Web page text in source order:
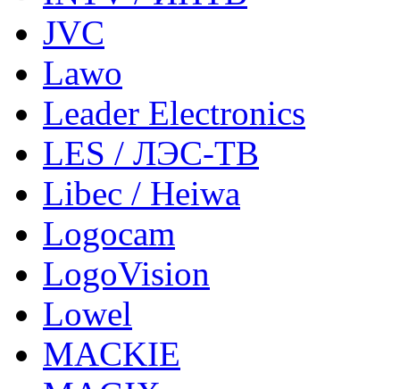
JVC
Lawo
Leader Electronics
LES / ЛЭС-ТВ
Libec / Heiwa
Logocam
LogoVision
Lowel
MACKIE